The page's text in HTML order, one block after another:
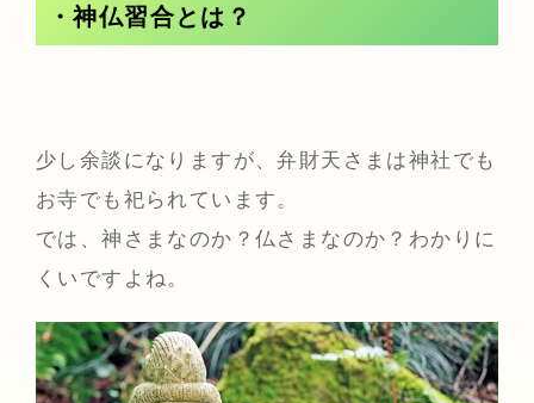
・神仏習合とは？
少し余談になりますが、弁財天さまは神社でも
お寺でも祀られています。
では、神さまなのか？仏さまなのか？わかりに
くいですよね。